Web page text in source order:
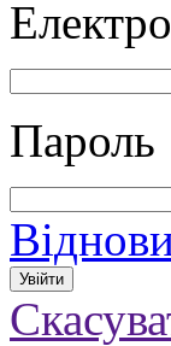
Пароль